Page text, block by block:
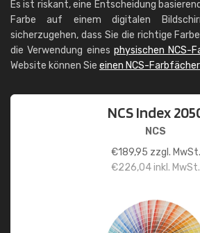
Es ist riskant, eine Entscheidung
Farbe auf einem digitalen
sicherzugehen, dass Sie die richtige
die Verwendung eines physischen NCS-
Website können Sie einen NCS-
NCS Index
NCS
€189,95 zzgl. MwSt.
€226,04inkl. MwSt.